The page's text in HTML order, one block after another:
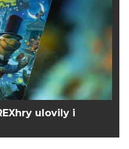
ulovily i